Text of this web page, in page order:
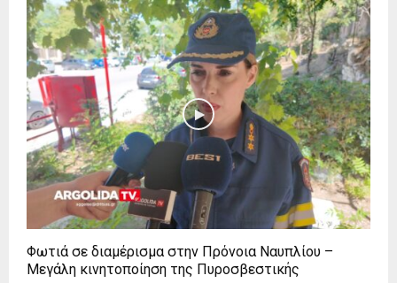
Φωτιά σε διαμέρισμα στην Πρόνοια Ναυπλίου –
Μεγάλη κινητοποίηση της Πυροσβεστικής